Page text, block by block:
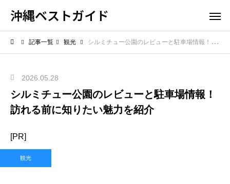
沖縄ベストガイド
記事一覧 観光 シルミチュー公園のレビューと駐車場情報！訪れる前に知りたい魅力を紹介
2026.05.28
シルミチュー公園のレビューと駐車場情報！
訪れる前に知りたい魅力を紹介
[PR]
観光